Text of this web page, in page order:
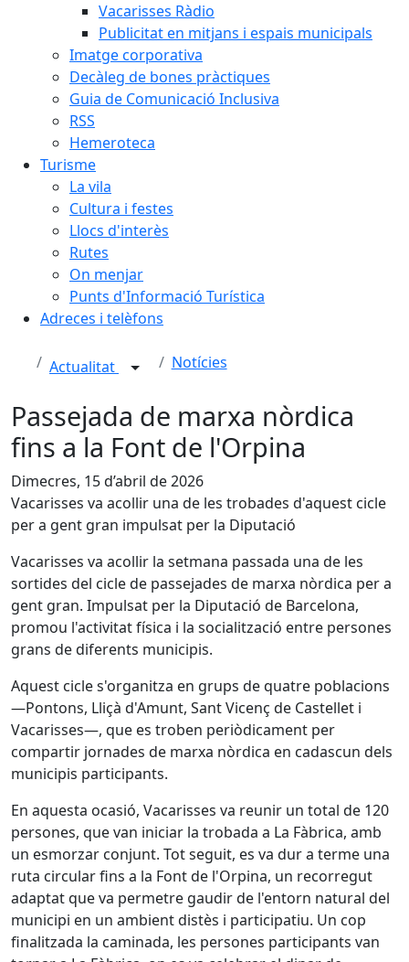
Vacarisses Ràdio
Publicitat en mitjans i espais municipals
Imatge corporativa
Decàleg de bones pràctiques
Guia de Comunicació Inclusiva
RSS
Hemeroteca
Turisme
La vila
Cultura i festes
Llocs d'interès
Rutes
On menjar
Punts d'Informació Turística
Adreces i telèfons
Actualitat Notícies
Passejada de marxa nòrdica
fins a la Font de l'Orpina
Dimecres, 15 d’abril de 2026
Vacarisses va acollir una de les trobades d'aquest cicle
per a gent gran impulsat per la Diputació
Vacarisses va acollir la setmana passada una de les
sortides del cicle de passejades de marxa nòrdica per a
gent gran. Impulsat per la Diputació de Barcelona,
promou l'activitat física i la socialització entre persones
grans de diferents municipis.
Aquest cicle s'organitza en grups de quatre poblacions
—Pontons, Lliçà d'Amunt, Sant Vicenç de Castellet i
Vacarisses—, que es troben periòdicament per
compartir jornades de marxa nòrdica en cadascun dels
municipis participants.
En aquesta ocasió, Vacarisses va reunir un total de 120
persones, que van iniciar la trobada a La Fàbrica, amb
un esmorzar conjunt. Tot seguit, es va dur a terme una
ruta circular fins a la Font de l'Orpina, un recorregut
adaptat que va permetre gaudir de l'entorn natural del
municipi en un ambient distès i participatiu. Un cop
finalitzada la caminada, les persones participants van